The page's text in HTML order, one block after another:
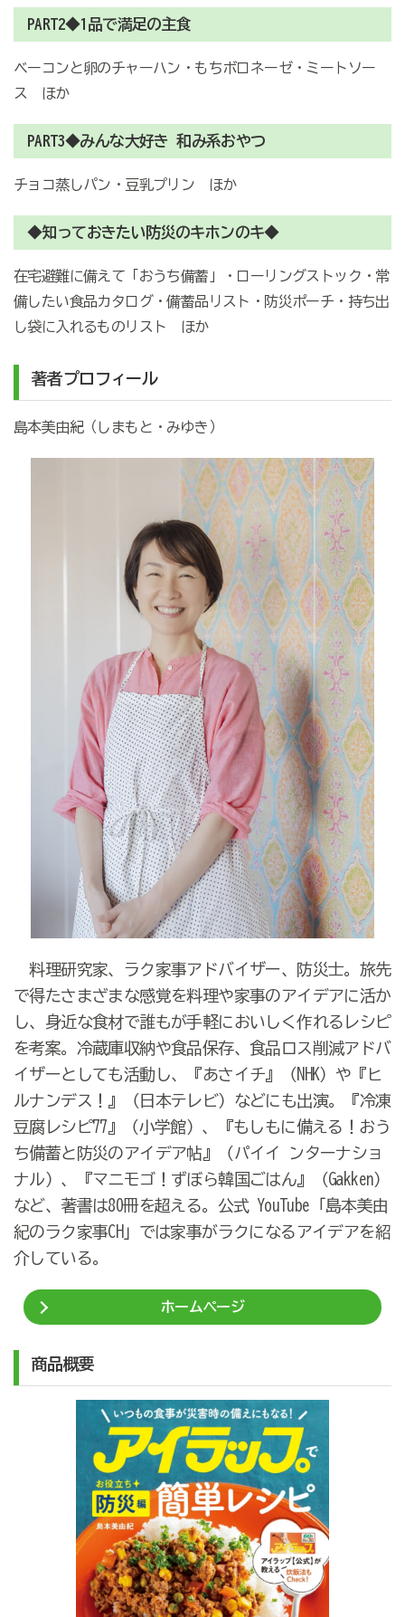
PART2◆1品で満足の主食
ベーコンと卵のチャーハン・もちボロネーゼ・ミートソー
ス ほか
PART3◆みんな大好き 和み系おやつ
チョコ蒸しパン・豆乳プリン ほか
◆知っておきたい防災のキホンのキ◆
在宅避難に備えて「おうち備蓄」・ローリングストック・常
備したい食品カタログ・備蓄品リスト・防災ポーチ・持ち出
し袋に入れるものリスト ほか
著者プロフィール
島本美由紀（しまもと・みゆき）
料理研究家、ラク家事アドバイザー、防災士。旅先
で得たさまざまな感覚を料理や家事のアイデアに活か
し、身近な食材で誰もが手軽においしく作れるレシピ
を考案。冷蔵庫収納や食品保存、食品ロス削減アドバ
イザーとしても活動し、『あさイチ』（NHK）や『ヒ
ルナンデス！』（日本テレビ）などにも出演。『冷凍
豆腐レシピ77』（小学館）、『もしもに備える！おう
ち備蓄と防災のアイデア帖』（パイイ ンターナショ
ナル）、『マニモゴ！ずぼら韓国ごはん』（Gakken）
など、著書は80冊を超える。公式 YouTube「島本美由
紀のラク家事CH」では家事がラクになるアイデアを紹
介している。
ホームページ
商品概要